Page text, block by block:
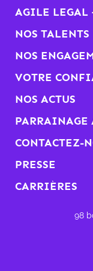
AGILE LEGAL
NOS TALENTS
NOS
VOTRE
NOS ACTUS
PARRAINAGE
CONTACTEZ-
PRESSE
CARRIÈRES
98